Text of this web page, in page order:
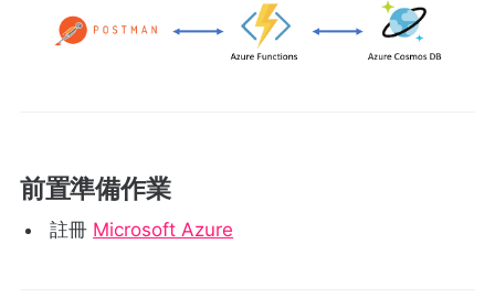
前置準備作業
註冊 Microsoft Azure